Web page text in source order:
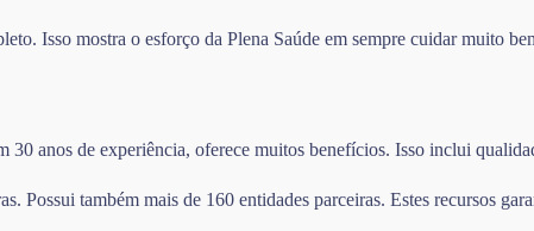
Isso mostra o esforço da Plena Saúde em sempre cuidar muito
anos de experiência, oferece muitos benefícios. Isso inclui
Possui também mais de 160 entidades parceiras. Estes recursos